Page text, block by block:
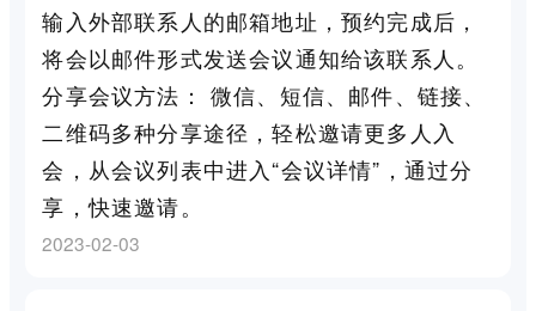
输入外部联系人的邮箱地址，预约完成后，
将会以邮件形式发送会议通知给该联系人。
分享会议方法： 微信、短信、邮件、链接、
二维码多种分享途径，轻松邀请更多人入
会，从会议列表中进入“会议详情”，通过分
享，快速邀请。
2023-02-03